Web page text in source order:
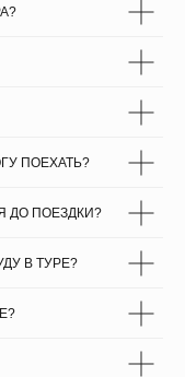
ПОЕХАТЬ?
ДО ПОЕЗДКИ?
В ТУРЕ?